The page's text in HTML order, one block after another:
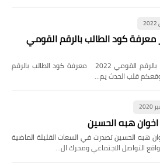
معرفة كود الطالب بالرقم القومي
رابط مباشر معرفة كود الطالب بالرقم القومي 2022 معرفة كود الطالب بالرقم
هبه الحسين
هبه الحسين تصدرت في السعات القليلة الماضية
التواصل الاجتماعي ومحرك ال…